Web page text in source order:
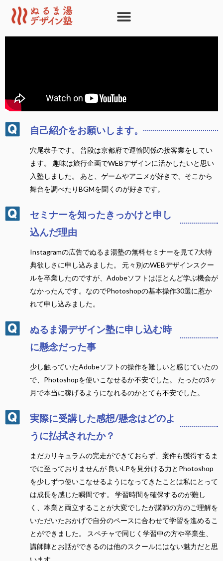
自己紹介をお願いします。
穴尾恭子です。 普段は京都府で運輸関係の接客業をしてい
ます。 趣味は旅行企画でWEBデザインに活かしたいと思い
入塾しました。 あと、ゲームやアニメが好きで、そこから
舞台を調べたりBGMを聞くのが好きです。
セミナーを知ったきっかけと申し
込んだ理由
Instagramの広告でぬるま湯塾の無料セミナーを見て7大特
典欲しさに申し込みました。 元々別のWEBデザインスクー
ルを卒業したのですが、Adobeソフトはほとんど学ぶ機会が
なかったんです。なのでPhotoshopの基本操作30選に惹か
れて申し込みました。
ぬるま湯デザイン塾に申し込む時
に懸念だった事
少し触っていたAdobeソフトの操作を難しいと感じていたの
で、Photoshopを使いこなせるか不安でした。 たったの3ヶ
月で本当に稼げるようになれるのかとても不安でした。
実際に受講した感想/懸念はどのよ
うに払拭されたか？
まだカリキュラムの完走ができておらず、案件も獲得するま
でに至っておりませんが 良いLPを見分ける力とPhotoshop
を少しずつ使いこなせるようになってきたことは私にとって
は成長を感じた瞬間です。 学習時間を確保するのが難し
く、本業と両立することが大変でしたが講師の方のご理解を
いただいたおかげで自分のペースに合わせて学習を進めるこ
とができました。 スペチャで同じく学習中の方や卒業生、
講師陣とお話ができるのは他のスクールにはない魅力だと思